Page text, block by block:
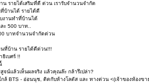
รายได้เสริมที่ดี ด่วน เรารับจำนวนจำกัด
บ้านได้ รายได้ดี
งานทำที่บ้านได้
ะ 500 บาท..
บาทจำนวนจำกัดด่วน
ที่บ้าน รายได้ดีด่วน!!!
เบศร์ !!
น์แล้วเห็นผลจริง แล้วคุณล๊ะ กล้ารึเปล่า?
ล้ BTS - อ่อนนุช, ติดกับห้างโลตัส และ ทางด่วน <(เจ้าของห้องขา